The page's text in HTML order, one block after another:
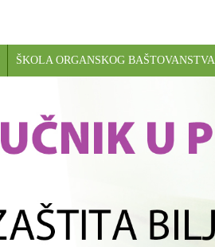
ŠKOLA ORGANSKOG BAŠTOVANSTVA